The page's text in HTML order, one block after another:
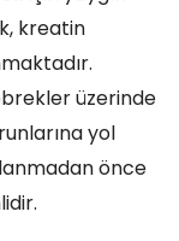
kreatin
üzerinde
yol
önce